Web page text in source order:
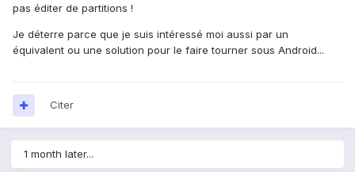
pas éditer de partitions !
Je déterre parce que je suis intéressé moi aussi par un
équivalent ou une solution pour le faire tourner sous Android...
Citer
1 month later...